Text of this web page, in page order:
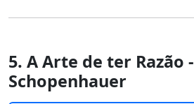
5. A Arte de ter Razão -
Schopenhauer